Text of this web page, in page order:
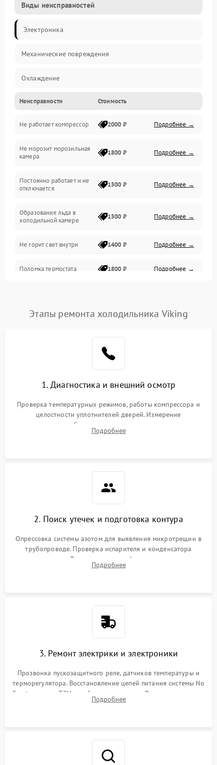
Виды неисправностей
Электроника
Механические повреждения
Охлаждение
Механика
Электропитание
Дренаж
Неисправности Стоимость
Не работает компрессор 2000 ₽ Подробнее →
Не морозит морозильная
камера
1800 ₽ Подробнее →
Постоянно работает и не
отключается
1500 ₽ Подробнее →
Образование льда в
холодильной камере
1500 ₽ Подробнее →
Не горит свет внутри 1400 ₽ Подробнее →
Поломка термостата 1800 ₽ Подробнее →
Поломка системы No Frost 2600 ₽ Подробнее →
работе
2000 ₽ Подробнее →
1000 ₽
1800 ₽
Этапы ремонта холодильника Viking
1. Диагностика и внешний осмотр
Проверка температурных режимов, работы компрессора и
целостности уплотнителей дверей. Измерение
сопротивления обмоток мотора, проверка термостата и
считывание кодов ошибок с электронного дисплея.
Подробнее
2. Поиск утечек и подготовка контура
Опрессовка системы азотом для выявления микротрещин в
трубопроводе. Проверка испарителя и конденсатора
течеискателем. Демонтаж старого фильтра-осушителя и
продувка капиллярной трубки для устранения засоров.
Подробнее
3. Ремонт электрики и электроники
Прозвонка пускозащитного реле, датчиков температуры и
терморегулятора. Восстановление цепей питания системы No
Frost, включая ТЭН оттайки и вентилятор. Ремонт или замена
платы управления при сбоях алгоритмов.
Подробнее